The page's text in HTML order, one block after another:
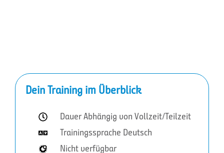
Dein Training im Überblick
Dauer Abhängig von Vollzeit/Teilzeit
Trainingssprache Deutsch
Nicht verfügbar